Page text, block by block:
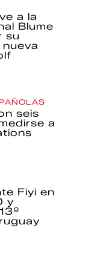
a la
Blume
su
seis
a
Fiyi en
y